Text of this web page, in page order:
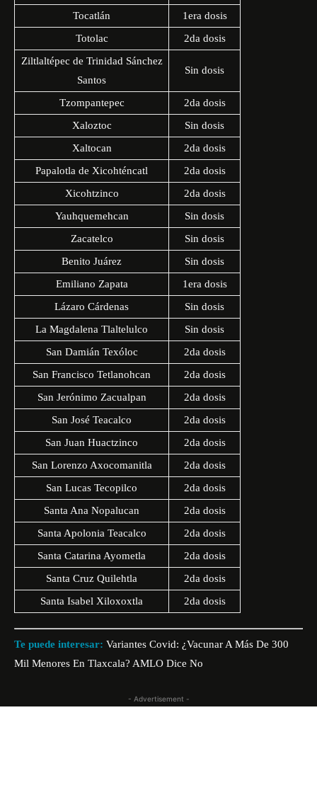
Tocatlán
1era dosis
Totolac
2da dosis
Ziltlaltépec de Trinidad Sánchez
Santos
Sin dosis
Tzompantepec
2da dosis
Xaloztoc
Sin dosis
Xaltocan
2da dosis
Papalotla de Xicohténcatl
2da dosis
Xicohtzinco
2da dosis
Yauhquemehcan
Sin dosis
Zacatelco
Sin dosis
Benito Juárez
Sin dosis
Emiliano Zapata
1era dosis
Lázaro Cárdenas
Sin dosis
La Magdalena Tlaltelulco
Sin dosis
San Damián Texóloc
2da dosis
San Francisco Tetlanohcan
2da dosis
San Jerónimo Zacualpan
2da dosis
San José Teacalco
2da dosis
San Juan Huactzinco
2da dosis
San Lorenzo Axocomanitla
2da dosis
San Lucas Tecopilco
2da dosis
Santa Ana Nopalucan
2da dosis
Santa Apolonia Teacalco
2da dosis
Santa Catarina Ayometla
2da dosis
Santa Cruz Quilehtla
2da dosis
Santa Isabel Xiloxoxtla
2da dosis
Te puede interesar: Variantes Covid: ¿Vacunar A Más De 300
Mil Menores En Tlaxcala? AMLO Dice No
- Advertisement -